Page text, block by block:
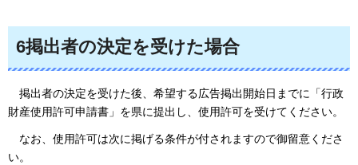
6掲出者の決定を受けた場合
掲出者の決定を受けた後、希望する広告掲出開始日までに「行政
財産使用許可申請書」を県に提出し、使用許可を受けてください。
なお、使用許可は次に掲げる条件が付されますので御留意くださ
い。